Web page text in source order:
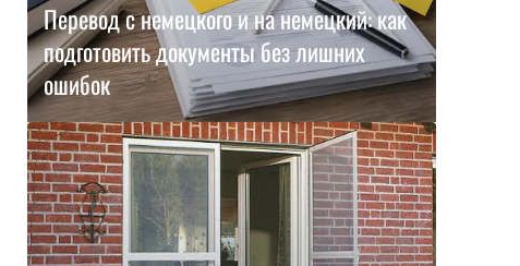
Перевод с немецкого и на немецкий: как
подготовить документы без лишних
ошибок